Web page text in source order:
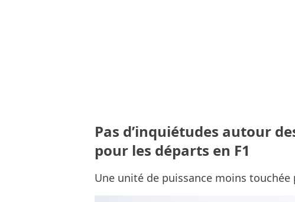
Pas d’inquiétudes autour
pour les départs en F1
Une unité de puissance moins touchée